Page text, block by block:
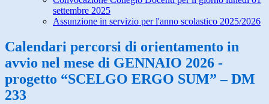
settembre 2025
Assunzione in servizio per l'anno scolastico 2025/2026
Calendari percorsi di orientamento in
avvio nel mese di GENNAIO 2026 -
progetto “SCELGO ERGO SUM” – DM
233